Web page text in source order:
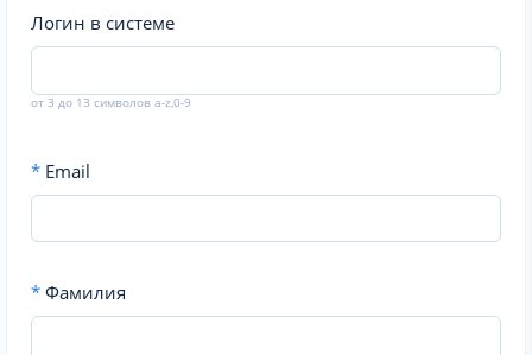
Логин в системе
от 3 до 13 символов a-z,0-9
* Email
* Фамилия